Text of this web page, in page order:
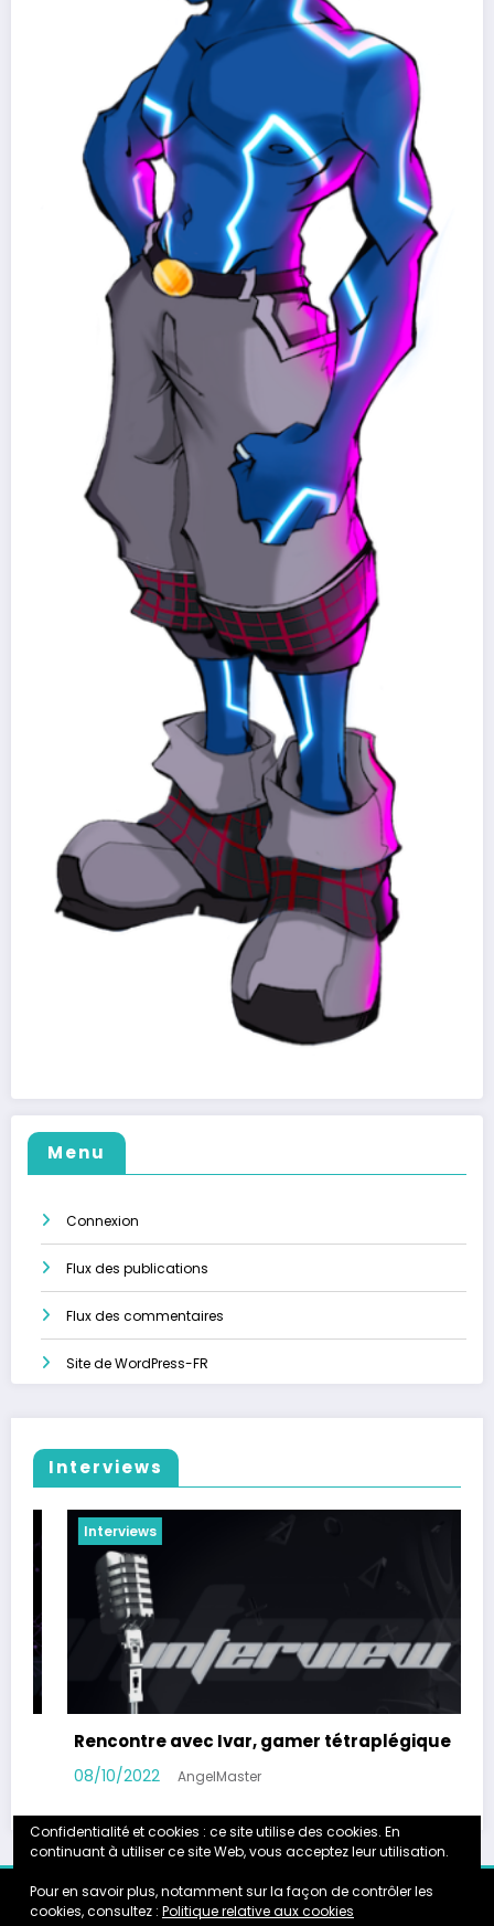
Menu
Connexion
Flux des publications
Flux des commentaires
Site de WordPress-FR
Interviews
Ivar, gamer tétraplégique
AngelMaster
Interviews
Rencontre
Accueil Calendrier Instagram Galerie
Partenariats
About
Confidentialité et cookies : ce site utilise des cookies. En
continuant à utiliser ce site Web, vous acceptez leur utilisation.
Pour en savoir plus, notamment sur la façon de contrôler les
cookies, consultez : Politique relative aux cookies